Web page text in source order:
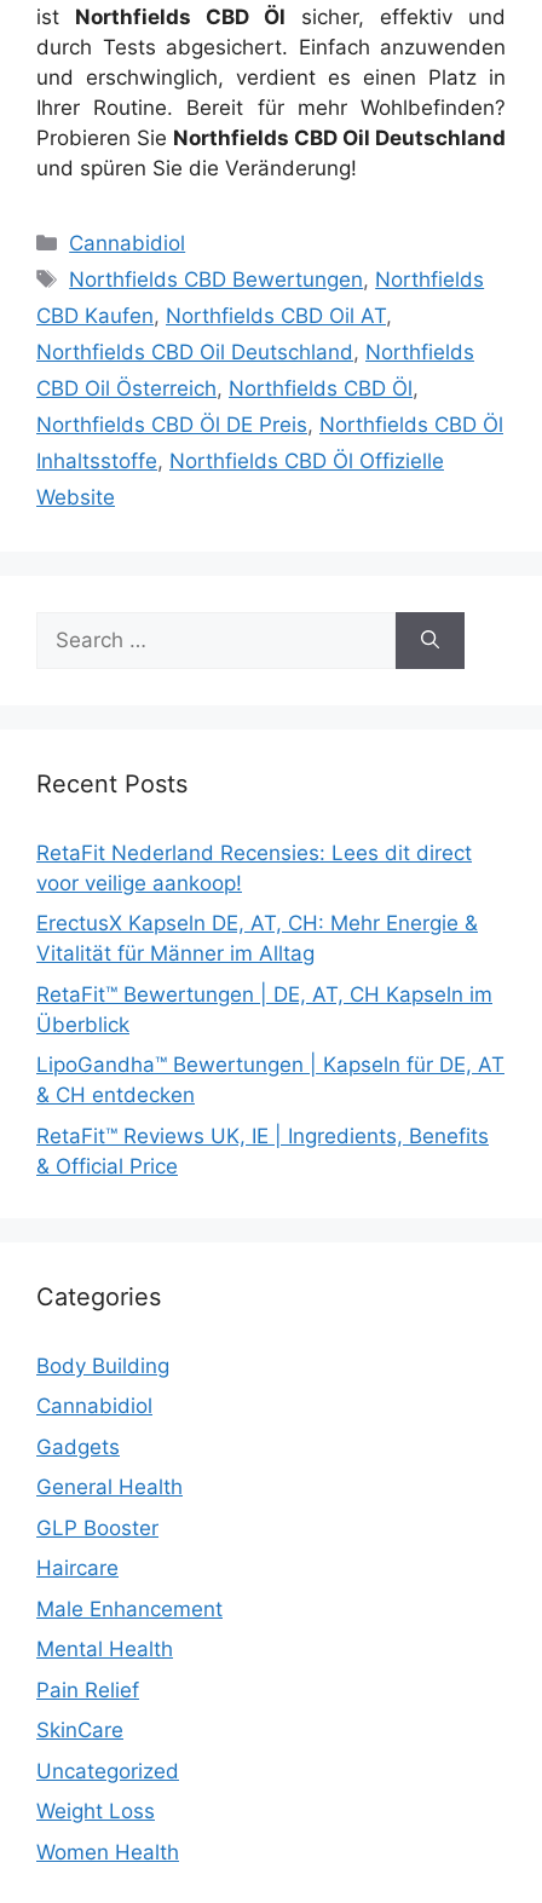
ist Northfields CBD Öl sicher, effektiv und
durch Tests abgesichert. Einfach anzuwenden
und erschwinglich, verdient es einen Platz in
Ihrer Routine. Bereit für mehr Wohlbefinden?
Probieren Sie Northfields CBD Oil Deutschland
und spüren Sie die Veränderung!
Categories
Cannabidiol
Tags
Northfields CBD Bewertungen, Northfields
CBD Kaufen, Northfields CBD Oil AT,
Northfields CBD Oil Deutschland , Northfields
CBD Oil Österreich, Northfields CBD Öl,
Northfields CBD Öl DE Preis, Northfields CBD Öl
Inhaltsstoffe, Northfields CBD Öl Offizielle
Website
for:
Recent Posts
RetaFit Nederland Recensies: Lees dit direct
voor veilige aankoop!
ErectusX Kapseln DE, AT, CH: Mehr Energie &
Vitalität für Männer im Alltag
RetaFit™ Bewertungen | DE, AT, CH Kapseln im
Überblick
LipoGandha™ Bewertungen | Kapseln für DE, AT
& CH entdecken
RetaFit™ Reviews UK, IE | Ingredients, Benefits
& Official Price
Categories
Body Building
Cannabidiol
Gadgets
General Health
GLP Booster
Haircare
Male Enhancement
Mental Health
Pain Relief
SkinCare
Uncategorized
Weight Loss
Women Health